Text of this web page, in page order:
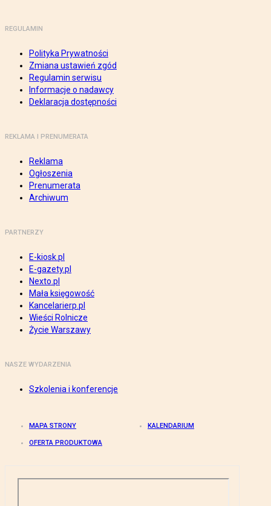
REGULAMIN
Polityka Prywatności
Zmiana ustawień zgód
Regulamin serwisu
Informacje o nadawcy
Deklaracja dostępności
REKLAMA I PRENUMERATA
Reklama
Ogłoszenia
Prenumerata
Archiwum
PARTNERZY
E-kiosk.pl
E-gazety.pl
Nexto.pl
Mała księgowość
Kancelarierp.pl
Wieści Rolnicze
Życie Warszawy
NASZE WYDARZENIA
Szkolenia i konferencje
MAPA STRONY KALENDARIUM
OFERTA PRODUKTOWA